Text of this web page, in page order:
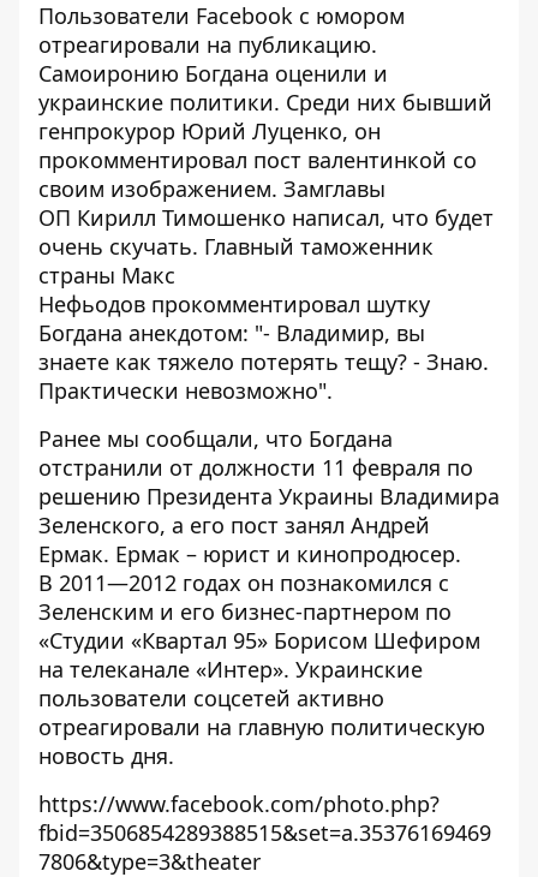
Пользователи Facebook с юмором
отреагировали на публикацию.
Самоиронию Богдана оценили и
украинские политики. Среди них бывший
генпрокурор Юрий Луценко, он
прокомментировал пост валентинкой со
своим изображением. Замглавы
ОП Кирилл Тимошенко написал, что будет
очень скучать. Главный таможенник
страны Макс
Нефьодов прокомментировал шутку
Богдана анекдотом: "- Владимир, вы
знаете как тяжело потерять тещу? - Знаю.
Практически невозможно".
Ранее мы сообщали, что Богдана
отстранили от должности 11 февраля по
решению Президента Украины Владимира
Зеленского, а его пост занял Андрей
Ермак. Ермак – юрист и кинопродюсер.
В 2011—2012 годах он познакомился с
Зеленским и его бизнес-партнером по
«Студии «Квартал 95» Борисом Шефиром
на телеканале «Интер». Украинские
пользователи соцсетей активно
отреагировали на главную политическую
новость дня.
https://www.facebook.com/photo.php?
fbid=3506854289388515&set=a.35376169469
7806&type=3&theater